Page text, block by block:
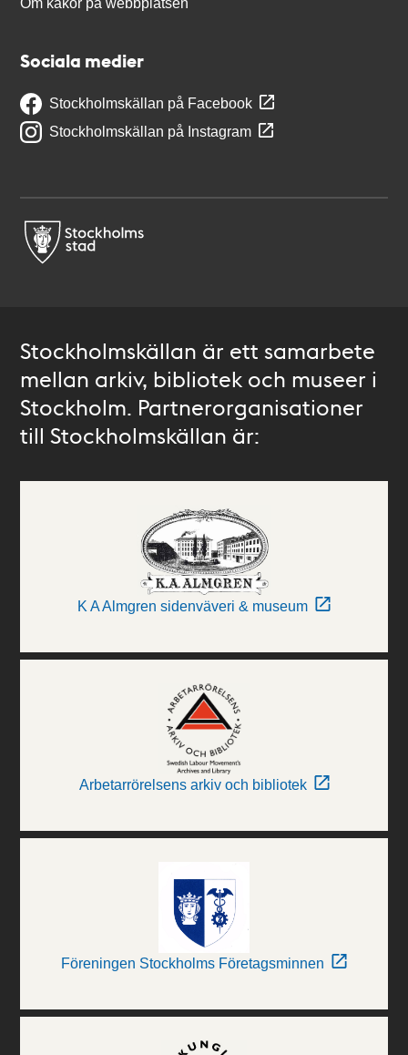
Om kakor på webbplatsen
Sociala medier
Stockholmskällan på Facebook
Stockholmskällan på Instagram
Stockholmskällan är ett samarbete
mellan arkiv, bibliotek och museer i
Stockholm. Partnerorganisationer
till Stockholmskällan är:
K A Almgren sidenväveri & museum
Arbetarrörelsens arkiv och bibliotek
Föreningen Stockholms Företagsminnen